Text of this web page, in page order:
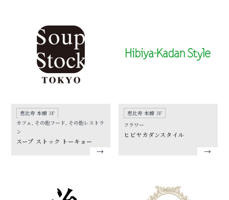
恵比寿 本館 3F
カフェ, その他フード, その他レストラ
ン
スープ ストック トーキョー
恵比寿 本館 3F
フラワー
ヒビヤカダンスタイル